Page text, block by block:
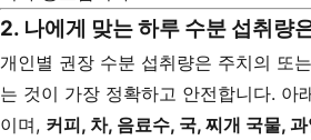
2. 나에게 맞는 하루 수분 섭취량
개인별 권장 수분 섭취량은 주치의 또
는 것이 가장 정확하고 안전합니다. 아
이며, 커피, 차, 음료수, 국, 찌개 국물,